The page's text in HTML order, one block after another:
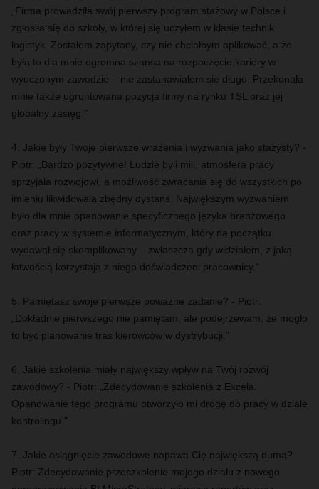
„Firma prowadziła swój pierwszy program stażowy w Polsce i
zgłosiła się do szkoły, w której się uczyłem w klasie technik
logistyk. Zostałem zapytany, czy nie chciałbym aplikować, a że
była to dla mnie ogromna szansa na rozpoczęcie kariery w
wyuczonym zawodzie – nie zastanawiałem się długo. Przekonała
mnie także ugruntowana pozycja firmy na rynku TSL oraz jej
globalny zasięg."
4. Jakie były Twoje pierwsze wrażenia i wyzwania jako stażysty? -
Piotr: „Bardzo pozytywne! Ludzie byli mili, atmosfera pracy
sprzyjała rozwojowi, a możliwość zwracania się do wszystkich po
imieniu likwidowała zbędny dystans. Największym wyzwaniem
było dla mnie opanowanie specyficznego języka branżowego
oraz pracy w systemie informatycznym, który na początku
wydawał się skomplikowany – zwłaszcza gdy widziałem, z jaką
łatwością korzystają z niego doświadczeni pracownicy."
5. Pamiętasz swoje pierwsze poważne zadanie? - Piotr:
„Dokładnie pierwszego nie pamiętam, ale podejrzewam, że mogło
to być planowanie tras kierowców w dystrybucji."
6. Jakie szkolenia miały największy wpływ na Twój rozwój
zawodowy? - Piotr: „Zdecydowanie szkolenia z Excela.
Opanowanie tego programu otworzyło mi drogę do pracy w dziale
kontrolingu."
7. Jakie osiągnięcie zawodowe napawa Cię największą dumą? -
Piotr: Zdecydowanie przeszkolenie mojego działu z nowego